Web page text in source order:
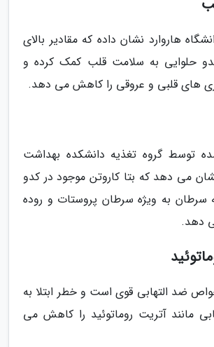
هاروارد نشان داده که مقادیر بالای
حلوایی به سلامت قلب کمک کرده و
های قلبی و عروقی را کاهش می دهد.
توسط گروه تغذیه دانشکده بهداشت
می دهد که بتا کاروتن موجود در کدو
سرطان به ویژه سرطان پروستات و روده
دهد.
ضد التهابی قوی است و خطر ابتلا به
مانند آتریت روماتوئید را کاهش می